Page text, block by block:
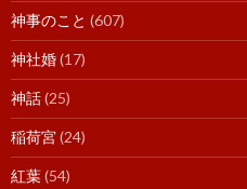
神事のこと (607)
神社婚(17)
神話(25)
稲荷宮(24)
紅葉(54)